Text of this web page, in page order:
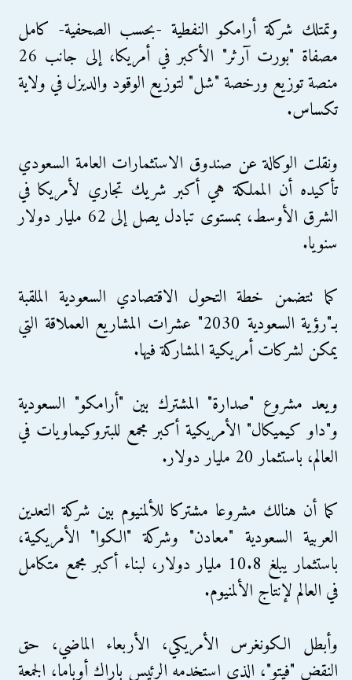
وتمتلك شركة أرامكو النفطية -بحسب الصحفية- كامل
مصفاة "بورت آرثر" الأكبر في أمريكا، إلى جانب 26
منصة توزيع ورخصة "شل" لتوزيع الوقود والديزل في ولاية
تكساس.
ونقلت الوكالة عن صندوق الاستثمارات العامة السعودي
تأكيده أن المملكة هي أكبر شريك تجاري لأمريكا في
الشرق الأوسط، بمستوى تبادل يصل إلى 62 مليار دولار
سنويا.
كما تتضمن خطة التحول الاقتصادي السعودية الملقبة
بـ"رؤية السعودية 2030" عشرات المشاريع العملاقة التي
يمكن لشركات أمريكية المشاركة فيها.
ويعد مشروع "صدارة" المشترك بين "أرامكو" السعودية
و"داو كيميكال" الأمريكية أكبر مجمع للبتروكيماويات في
العالم، باستثمار 20 مليار دولار.
كما أن هنالك مشروعا مشتركا للألمنيوم بين شركة التعدين
العربية السعودية "معادن" وشركة "الكوا" الأمريكية،
باستثمار يبلغ 10.8 مليار دولار، لبناء أكبر مجمع متكامل
في العالم لإنتاج الألمنيوم.
وأبطل الكونغرس الأمريكي، الأربعاء الماضي، حق
النقض "فيتو"، الذي استخدمه الرئيس باراك أوباما، الجمعة